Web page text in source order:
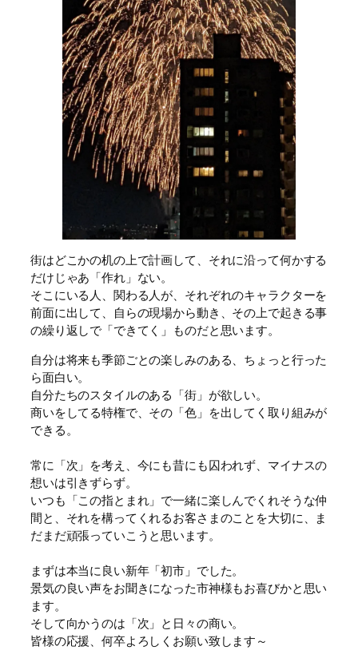
街はどこかの机の上で計画して、それに沿って何かする
だけじゃあ「作れ」ない。
そこにいる人、関わる人が、それぞれのキャラクターを
前面に出して、自らの現場から動き、その上で起きる事
の繰り返しで「できてく」ものだと思います。
自分は将来も季節ごとの楽しみのある、ちょっと行った
ら面白い。
自分たちのスタイルのある「街」が欲しい。
商いをしてる特権で、その「色」を出してく取り組みが
できる。
常に「次」を考え、今にも昔にも囚われず、マイナスの
想いは引きずらず。
いつも「この指とまれ」で一緒に楽しんでくれそうな仲
間と、それを構ってくれるお客さまのことを大切に、ま
だまだ頑張っていこうと思います。
まずは本当に良い新年「初市」でした。
景気の良い声をお聞きになった市神様もお喜びかと思い
ます。
そして向かうのは「次」と日々の商い。
皆様の応援、何卒よろしくお願い致します～